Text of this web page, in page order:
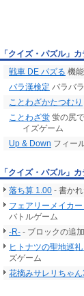
「クイズ・パズル」
戦車 DE パズる 機
バラ漢検定 バラバ
ことわざかたつむり
ことわざ蛍 蛍の尻
イズゲーム
Up & Down フィー
「クイズ・パズル」
落ち算 1.00 - 書か
フェアリーメイカ
バトルゲーム
-R- - ブロックの追
ヒトナツの聖地巡
ズゲーム
花摘みサレリちゃん